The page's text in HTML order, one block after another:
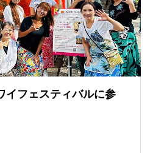
イフェスティバルに参